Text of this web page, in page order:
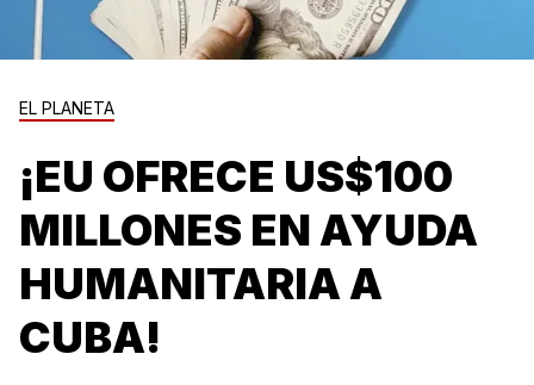
EL PLANETA
¡EU OFRECE US$100
MILLONES EN AYUDA
HUMANITARIA A
CUBA!